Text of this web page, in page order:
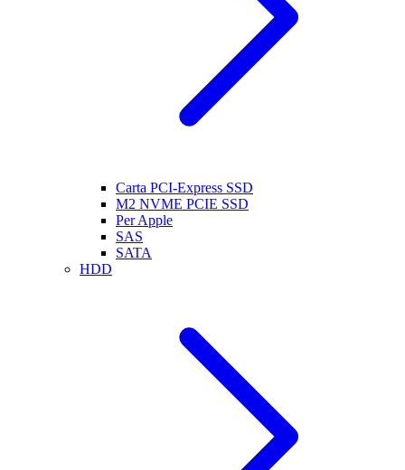
Carta PCI-Express SSD
M2 NVME PCIE SSD
Per Apple
SAS
SATA
HDD